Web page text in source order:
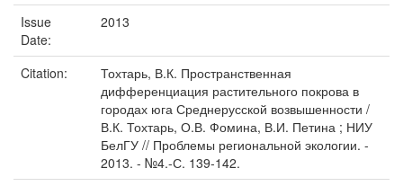
Issue
Date:
2013
Citation:
Тохтарь, В.К. Пространственная
дифференциация растительного покрова в
городах юга Среднерусской возвышенности /
В.К. Тохтарь, О.В. Фомина, В.И. Петина ; НИУ
БелГУ // Проблемы региональной экологии. -
2013. - №4.-С. 139-142.